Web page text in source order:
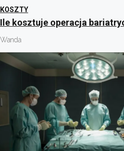
KOSZTY
Ile kosztuje operacja
Wanda